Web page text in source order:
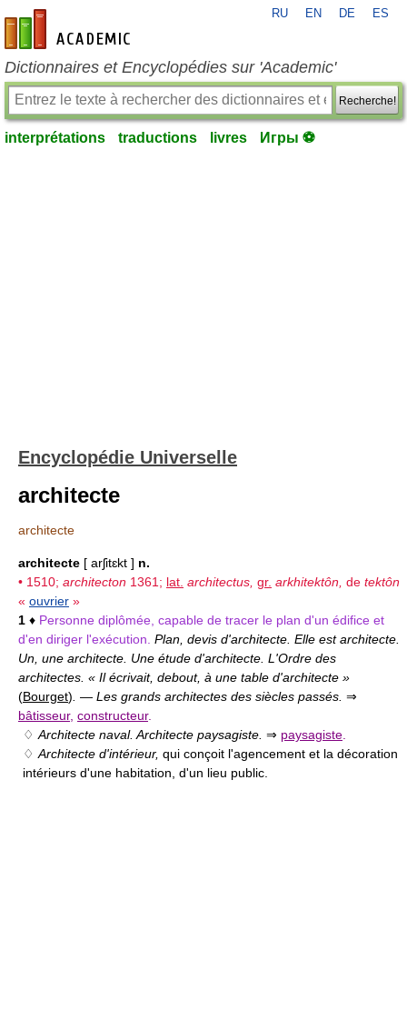
fr-academic.com
RU EN DE ES
Dictionnaires et Encyclopédies sur 'Academic'
Recherche!
interprétations traductions livres Игры ⚽
Encyclopédie Universelle
architecte
architecte
architecte [ arʃitɛkt ] n.
• 1510; architecton 1361; lat. architectus, gr. arkhitektôn, de tektôn
« ouvrier »
1 ♦ Personne diplômée, capable de tracer le plan d'un édifice et
d'en diriger l'exécution. Plan, devis d'architecte. Elle est architecte.
Un, une architecte. Une étude d'architecte. L'Ordre des
architectes. « Il écrivait, debout, à une table d'architecte »
(Bourget) — Les grands architectes des siècles passés. ⇒
bâtisseur, constructeur.
♢ Architecte naval. Architecte paysagiste. ⇒ paysagiste
♢ Architecte d'intérieur, qui conçoit l'agencement et la décoration
intérieurs d'une habitation, d'un lieu public.